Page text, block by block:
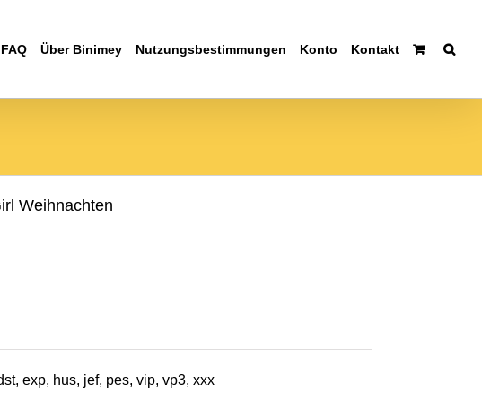
FAQ Über Binimey Nutzungsbestimmungen Konto Kontakt
Weihnachten
exp, hus, jef, pes, vip, vp3, xxx